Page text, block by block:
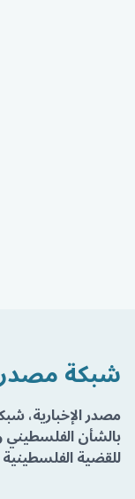
شبكة مصدر
مصدر الإخبارية،
بالشأن الفلسطيني
للقضية الفلسطينية